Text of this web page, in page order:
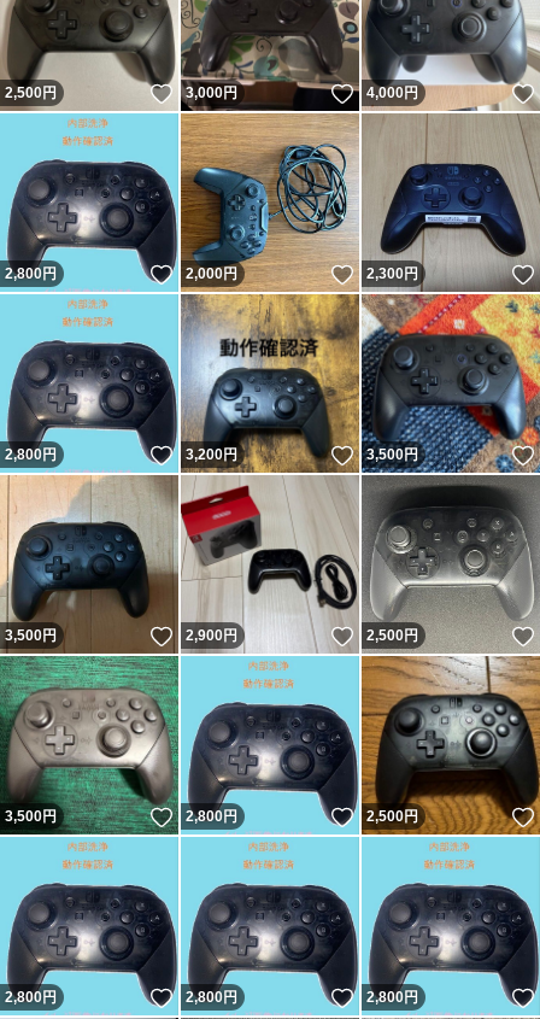
2,500円 いいね！
3,000円 いいね！
4,000円
2,800円 いいね！
2,000円 いいね！
2,300円
2,800円 いいね！
3,200円 いいね！
3,500円
3,500円 いいね！
2,900円 いいね！
2,500円
3,500円 いいね！
2,800円 いいね！
2,500円
2,800円 いいね！
2,800円 いいね！
2,800円